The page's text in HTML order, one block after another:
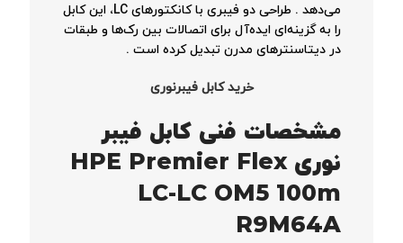
می‌دهد
. طراحی دو فیبری با کانکتورهای LC، این کابل
را به گزینه‌ای ایده‌آل برای اتصالات بین رک‌ها و طبقات
در دیتاسنترهای مدرن تبدیل کرده است .
خرید کابل فیبرنوری
مشخصات فنی کابل فیبر
نوری HPE Premier Flex
LC-LC OM5 100m
R9M64A